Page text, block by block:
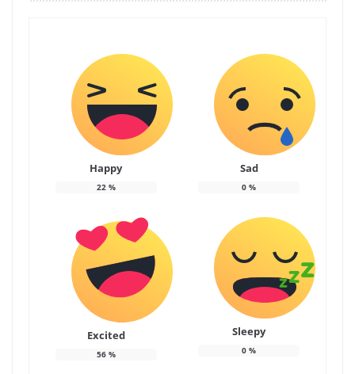
Happy
22%
Sad
0 %
Excited
56%
Sleepy
0 %